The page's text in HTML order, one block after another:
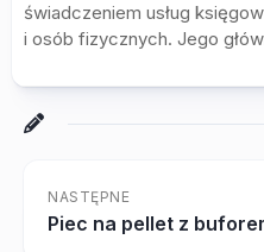
świadczeniem usług
i osób fizycznych. Jego
NASTĘPNE
Piec na pellet z